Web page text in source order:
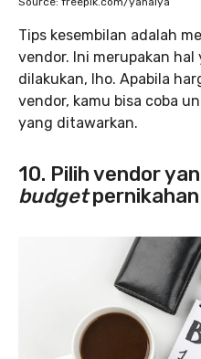
Tips kesembilan adalah
vendor. Ini merupakan
dilakukan, lho. Apabila
vendor, kamu bisa coba
yang ditawarkan.
10. Pilih vendor
budgetpernikahan